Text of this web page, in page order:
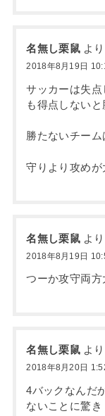
名無し栗鼠 よ
2018年8月19日
サッカーは失
も得点しないと
勝たないチーム
守りより攻めが
名無し栗鼠 よ
2018年8月19日
つーか攻守両方
名無し栗鼠 よ
2018年8月20日
4バックなんだ
ないことに驚き